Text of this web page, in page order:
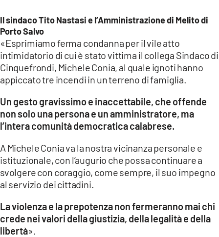
Il sindaco Tito Nastasi e l’Amministrazione di Melito di
Porto Salvo
«Esprimiamo ferma condanna per il vile atto
intimidatorio di cui è stato vittima il collega Sindaco di
Cinquefrondi, Michele Conia, al quale ignoti hanno
appiccato tre incendi in un terreno di famiglia.
Un gesto gravissimo e inaccettabile, che offende
non solo una persona e un amministratore, ma
l’intera comunità democratica calabrese.
A Michele Conia va la nostra vicinanza personale e
istituzionale, con l’augurio che possa continuare a
svolgere con coraggio, come sempre, il suo impegno
al servizio dei cittadini.
La violenza e la prepotenza non fermeranno mai chi
crede nei valori della giustizia, della legalità e della
libertà».